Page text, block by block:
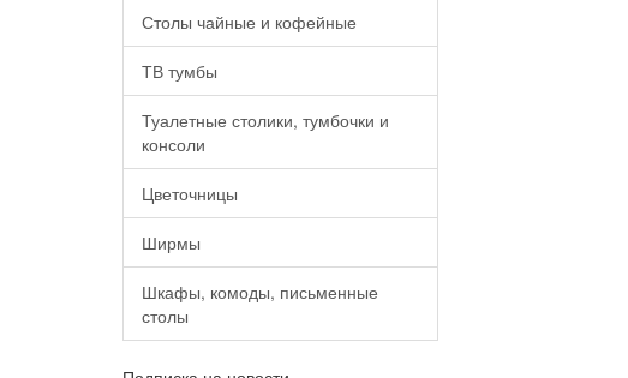
Столы чайные и кофейные
ТВ тумбы
Туалетные столики, тумбочки и
консоли
Цветочницы
Ширмы
Шкафы, комоды, письменные
столы